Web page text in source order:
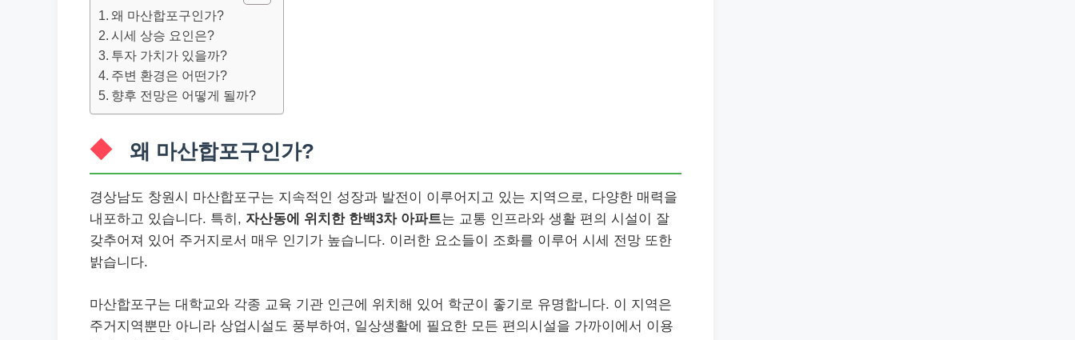
왜 마산합포구인가?
시세 상승 요인은?
투자 가치가 있을까?
주변 환경은 어떤가?
향후 전망은 어떻게 될까?
왜 마산합포구인가?
경상남도 창원시 마산합포구는 지속적인 성장과 발전이 이루어지고 있는 지역으로, 다양한 매력을
내포하고 있습니다. 특히, 자산동에 위치한 한백3차 아파트는 교통 인프라와 생활 편의 시설이 잘
갖추어져 있어 주거지로서 매우 인기가 높습니다. 이러한 요소들이 조화를 이루어 시세 전망 또한
밝습니다.
마산합포구는 대학교와 각종 교육 기관 인근에 위치해 있어 학군이 좋기로 유명합니다. 이 지역은
주거지역뿐만 아니라 상업시설도 풍부하여, 일상생활에 필요한 모든 편의시설을 가까이에서 이용